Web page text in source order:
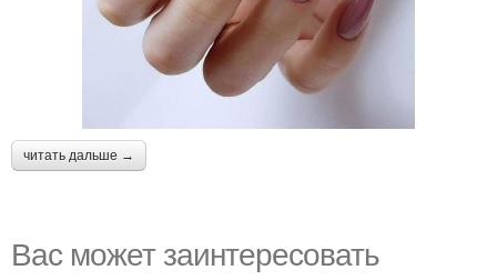
читать дальше →
Вас может заинтересовать